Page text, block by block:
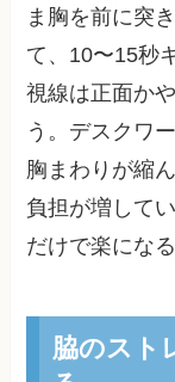
ま胸を前に突
て、10〜15秒
視線は正面か
う。デスクワ
胸まわりが縮
負担が増して
だけで楽にな
脇のスト